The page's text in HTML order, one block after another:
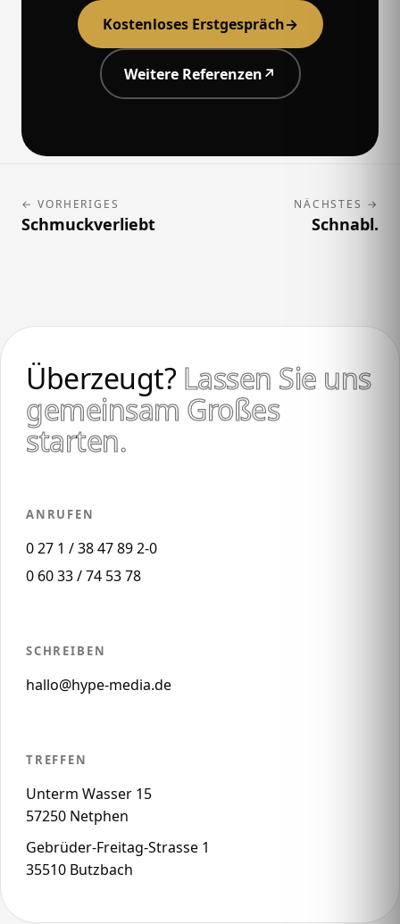
Kostenloses Erstgespräch→
Weitere Referenzen↗
← VORHERIGES
Schmuckverliebt
NÄCHSTES →
Schnabl.
Überzeugt? Lassen Sie uns
gemeinsam Großes
starten.
ANRUFEN
0 27 1 / 38 47 89 2-0
0 60 33 / 74 53 78
SCHREIBEN
hallo@hype-media.de
TREFFEN
Unterm Wasser 15
57250 Netphen
Gebrüder-Freitag-Strasse 1
35510 Butzbach